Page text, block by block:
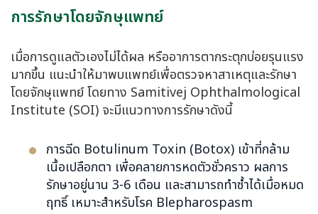
การรักษาโดยจักษุแพทย์
เมื่อการดูแลตัวเองไม่ได้ผล หรืออาการตากระตุกบ่อยรุนแรง
มากขึ้น แนะนำให้มาพบแพทย์เพื่อตรวจหาสาเหตุและรักษา
โดยจักษุแพทย์ โดยทาง Samitivej Ophthalmological
Institute (SOI) จะมีแนวทางการรักษาดังนี้
การฉีด Botulinum Toxin (Botox) เข้าที่กล้าม
เนื้อเปลือกตา เพื่อคลายการหดตัวชั่วคราว ผลการ
รักษาอยู่นาน 3-6 เดือน และสามารถทำซ้ำได้เมื่อหมด
ฤทธิ์ เหมาะสำหรับโรค Blepharospasm